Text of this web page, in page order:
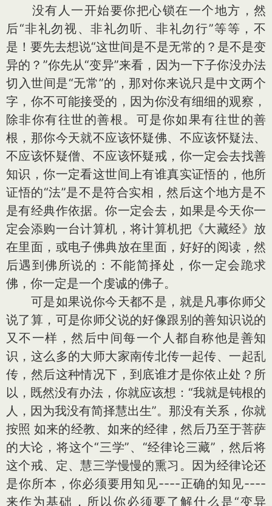
没有人一开始要你把心锁在一个地方，然
后“非礼勿视、非礼勿听、非礼勿行”等等，不
是！要先去想说“这世间是不是无常的？是不是变
异的？”你先从“变异”来看，因为一下子你没办法
切入世间是“无常”的，那对你来说只是中文两个
字，你不可能接受的，因为你没有细细的观察，
除非你有往世的善根。可是你如果有往世的善
根，那你今天就不应该怀疑佛、不应该怀疑法、
不应该怀疑僧、不应该怀疑戒，你一定会去找善
知识，你一定看这世间上有谁真实证悟的，他所
证悟的“法”是不是符合实相，然后这个地方是不
是有经典作依据。你一定会去，如果是今天你一
定会添购一台计算机，将计算机把《大藏经》放
在里面，或电子佛典放在里面，好好的阅读，然
后遇到佛所说的：不能简择处，你一定会跪求
佛，你一定是一个虔诚的佛子。
可是如果说你今天都不是，就是凡事你师父
说了算，可是你师父说的好像跟别的善知识说的
又不一样，然后中间每一个人都自称他是善知
识，这么多的大师大家南传北传一起传、一起乱
传，然后这种情况下，到底谁才是你依止处？所
以，既然没有办法，你就应该想：“我就是钝根的
人，因为我没有简择慧出生”。那没有关系，你就
按照 如来的经教、如来的经律，然后乃至于菩萨
的大论，将这个“三学”、“经律论三藏”，然后将
这个戒、定、慧三学慢慢的熏习。因为经律论还
是你所本，你必须要用知见----正确的知见----
来作为基础，所以你必须要了解什么是“变异